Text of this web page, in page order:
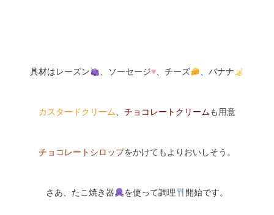
具材はレーズン 、ソーセージ♥ 、チーズ 、バナナ
カスタードクリーム チョコレートクリームも用意
チョコレートシロップをかけてもよりおいしそう。
さあ、たこ焼き器 を使って調理 開始です。